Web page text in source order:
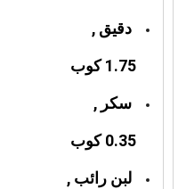
دقيق ,
1.75 كوب
سكر ,
0.35 كوب
لبن رائب ,